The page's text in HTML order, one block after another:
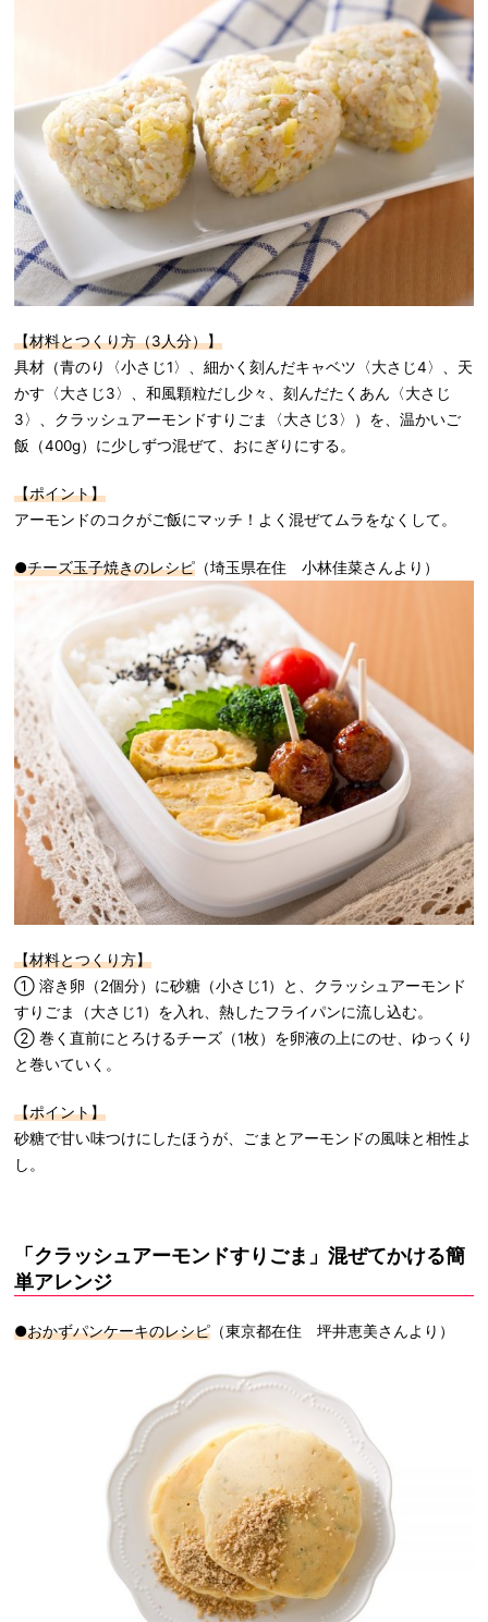
【材料とつくり方（3人分）】
具材（青のり〈小さじ1〉、細かく刻んだキャベツ〈大さじ4〉、天
かす〈大さじ3〉、和風顆粒だし少々、刻んだたくあん〈大さじ
3〉、クラッシュアーモンドすりごま〈大さじ3〉）を、温かいご
飯（400g）に少しずつ混ぜて、おにぎりにする。
【ポイント】
アーモンドのコクがご飯にマッチ！よく混ぜてムラをなくして。
●チーズ玉子焼きのレシピ （埼玉県在住 小林佳菜さんより）
【材料とつくり方】
① 溶き卵（2個分）に砂糖（小さじ1）と、クラッシュアーモンド
すりごま（大さじ1）を入れ、熱したフライパンに流し込む。
② 巻く直前にとろけるチーズ（1枚）を卵液の上にのせ、ゆっくり
と巻いていく。
【ポイント】
砂糖で甘い味つけにしたほうが、ごまとアーモンドの風味と相性よ
し。
「クラッシュアーモンドすりごま」混ぜてかける簡
単アレンジ
●おかずパンケーキのレシピ （東京都在住 坪井恵美さんより）